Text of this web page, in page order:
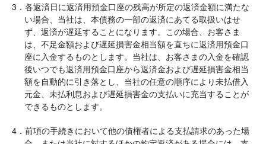
3．各返済日に返済用預金口座の残高が所定の返済金額に満たな
い場合、当社は、本債務の一部の返済にあてる取扱いはせ
ず、返済が遅延することになります。この場合、お客さま
は、不足金額および遅延損害金相当額を直ちに返済用預金口
座に入金するものとします。当社は、お客さまの入金を確認
後いつでも返済用預金口座から返済金および遅延損害金相当
額を自動的に引き落とし、当社の任意の順序により未払借入
元金、未払利息および遅延損害金の支払いに充当することが
できるものとします。
4．前項の手続きにおいて他の債権者による支払請求のあった場